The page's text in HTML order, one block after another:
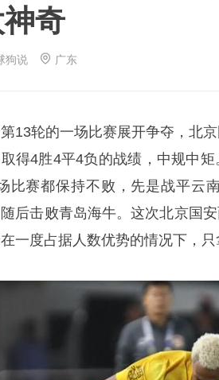
奇
狗说 广东
13轮的一场比赛展开争夺，北
得4胜4平4负的战绩，中规中
比赛都保持不败，先是战平云
后击败青岛海牛。这次北京国
一度占据人数优势的情况下，只